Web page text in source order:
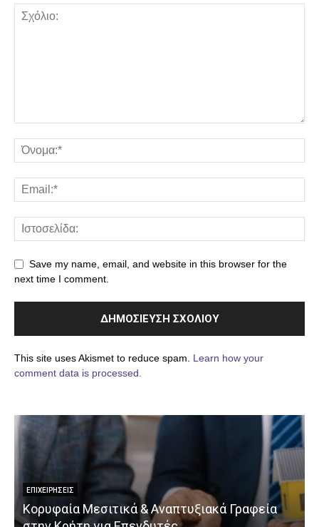
Save my name, email, and website in this browser for the
next time I comment.
This site uses Akismet to reduce spam. Learn how your
comment data is processed.
ΕΠΙΧΕΙΡΉΣΕΙΣ
Κορυφαία Μεσιτικά & Αναπτυξιακά Γραφεία